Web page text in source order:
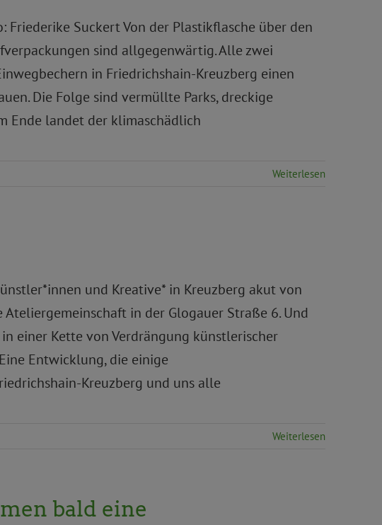
Suckert Von der Plastikflasche über den
sind allgegenwärtig. Alle zwei
in Friedrichshain-Kreuzberg einen
Die Folge sind vermüllte Parks, dreckige
Ende landet der klimaschädlich
Weiterlesen
und Kreative* in Kreuzberg akut von
in der Glogauer Straße 6. Und
einer Kette von Verdrängung künstlerischer
Entwicklung, die einige
Kreuzberg und uns alle
Weiterlesen
bald eine